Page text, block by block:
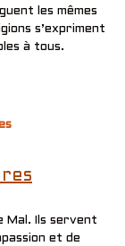
les mêmes
s’expriment
à tous.
Mal. Ils servent
et de